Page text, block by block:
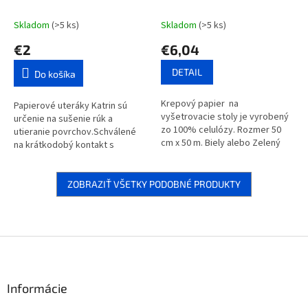
Skladom (>5 ks)
€2
Do košíka
Papierové uteráky Katrin sú
určenie na sušenie rúk a
utieranie povrchov.Schválené
na krátkodobý kontakt s
Skladom (>5 ks)
€6,04
DETAIL
Krepový papier na
vyšetrovacie stoly je vyrobený
zo 100% celulózy. Rozmer 50
cm x 50 m. Biely alebo Zelený
ZOBRAZIŤ VŠETKY PODOBNÉ PRODUKTY
Informácie